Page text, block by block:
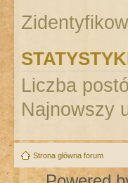
Liczba
Najnowszy
Strona główna forum